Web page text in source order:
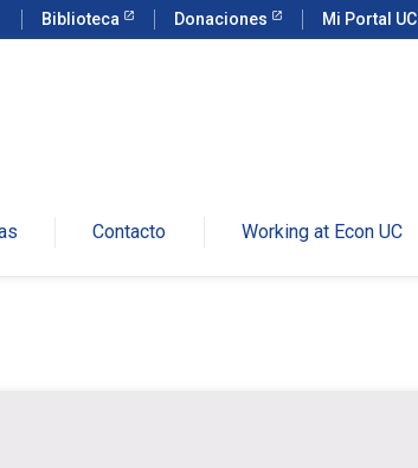
Biblioteca Donaciones Mi Portal UC
Contacto Working at Econ UC